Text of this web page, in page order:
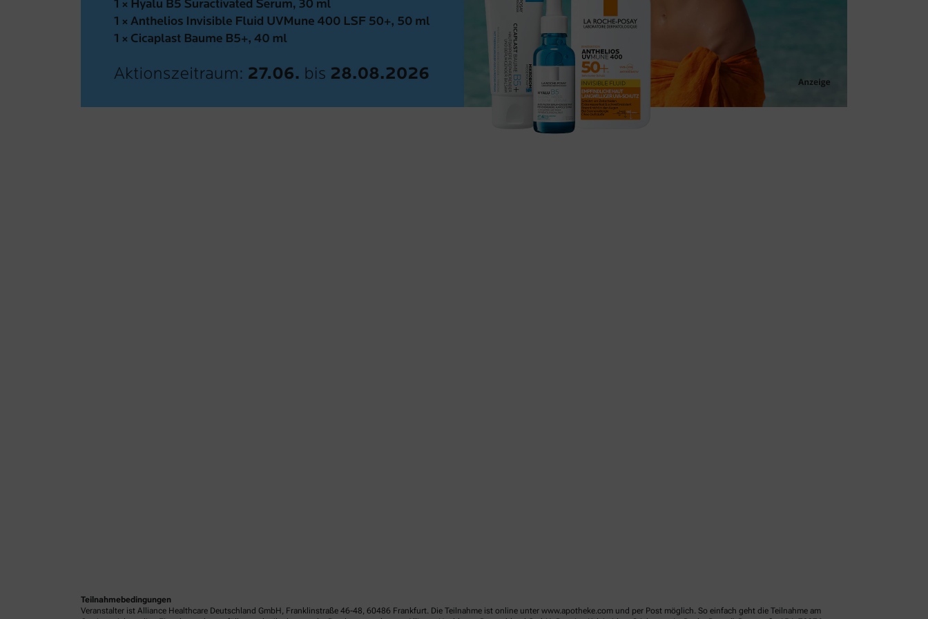
Teilnahmebedingungen
Veranstalter ist Alliance Healthcare Deutschland GmbH, Franklinstraße 46-48, 60486 Frankfurt. Die Teilnahme ist online unter www.apotheke.com und per Post möglich. So einfach geht die Teilnahme am